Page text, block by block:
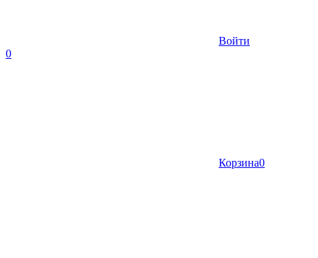
Войти
0
Корзина0